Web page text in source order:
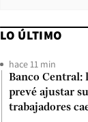
LO ÚLTIMO
hace 11 min
Banco Central:
prevé ajustar
trabajadores